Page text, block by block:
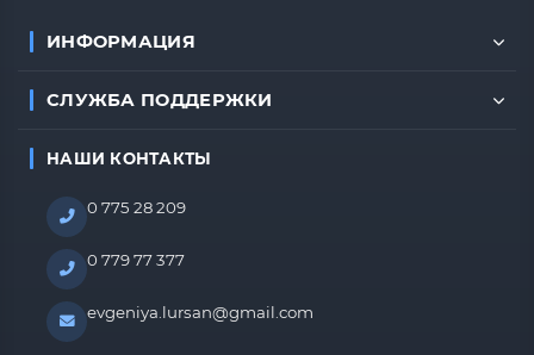
ИНФОРМАЦИЯ
СЛУЖБА ПОДДЕРЖКИ
НАШИ КОНТАКТЫ
0 775 28 209
0 779 77 377
evgeniya.lursan@gmail.com